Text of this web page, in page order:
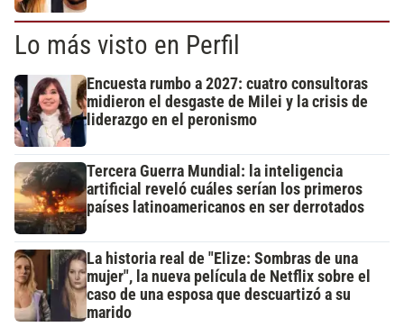
Lo más visto en Perfil
Encuesta rumbo a 2027: cuatro consultoras
midieron el desgaste de Milei y la crisis de
liderazgo en el peronismo
Tercera Guerra Mundial: la inteligencia
artificial reveló cuáles serían los primeros
países latinoamericanos en ser derrotados
La historia real de "Elize: Sombras de una
mujer", la nueva película de Netflix sobre el
caso de una esposa que descuartizó a su
marido